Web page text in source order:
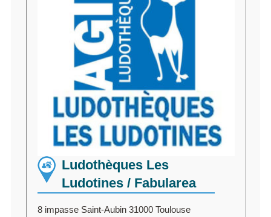
Ludothèques Les
Ludotines / Fabularea
8 impasse Saint-Aubin 31000 Toulouse